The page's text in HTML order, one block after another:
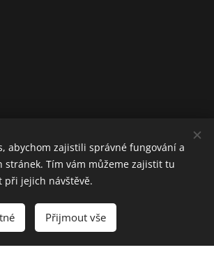
službou Webnode
abychom zajistili správné fungování a
stránek. Tím vám můžeme zajistit tu
při jejich návštěvě.
Přijmout vše